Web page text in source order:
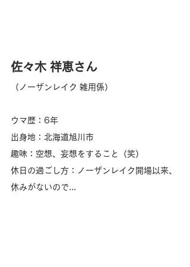
佐々木 祥恵さん
（ ノーザンレイク 雑用係）
ウマ歴： 6年
出身地： 北海道旭川市
趣味： 空想、妄想をすること（笑）
休日の過ごし方：
ノーザンレイク開場以来、
休みがないので...